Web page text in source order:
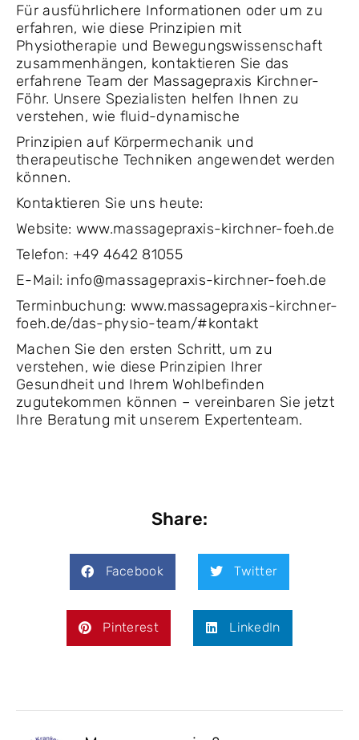
Für ausführlichere Informationen oder um zu
erfahren, wie diese Prinzipien mit
Physiotherapie und Bewegungswissenschaft
zusammenhängen, kontaktieren Sie das
erfahrene Team der Massagepraxis Kirchner-
Föhr. Unsere Spezialisten helfen Ihnen zu
verstehen, wie fluid-dynamische
Prinzipien auf Körpermechanik und
therapeutische Techniken angewendet werden
können.
Kontaktieren Sie uns heute:
Website: www.massagepraxis-kirchner-foeh.de
Telefon: +49 4642 81055
E-Mail: info@massagepraxis-kirchner-foeh.de
Terminbuchung: www.massagepraxis-kirchner-
foeh.de/das-physio-team/#kontakt
Machen Sie den ersten Schritt, um zu
verstehen, wie diese Prinzipien Ihrer
Gesundheit und Ihrem Wohlbefinden
zugutekommen können – vereinbaren Sie jetzt
Ihre Beratung mit unserem Expertenteam.
Share:
Facebook Twitter
Pinterest LinkedIn